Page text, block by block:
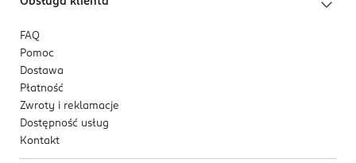
FAQ
Pomoc
Dostawa
Płatność
Zwroty i reklamacje
Dostępność usług
Kontakt